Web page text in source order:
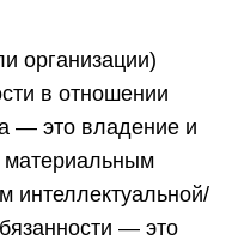
организации)
в отношении
— это владение и
материальным
интеллектуальной/
— это